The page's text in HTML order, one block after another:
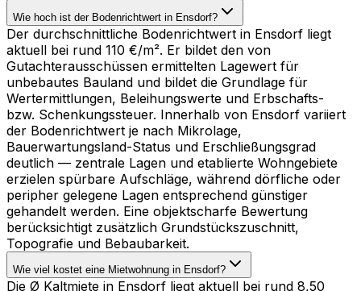
Wie hoch ist der Bodenrichtwert in Ensdorf?
Der durchschnittliche Bodenrichtwert in Ensdorf liegt
aktuell bei rund 110 €/m². Er bildet den von
Gutachterausschüssen ermittelten Lagewert für
unbebautes Bauland und bildet die Grundlage für
Wertermittlungen, Beleihungswerte und Erbschafts-
bzw. Schenkungssteuer. Innerhalb von Ensdorf variiert
der Bodenrichtwert je nach Mikrolage,
Bauerwartungsland-Status und Erschließungsgrad
deutlich — zentrale Lagen und etablierte Wohngebiete
erzielen spürbare Aufschläge, während dörfliche oder
peripher gelegene Lagen entsprechend günstiger
gehandelt werden. Eine objektscharfe Bewertung
berücksichtigt zusätzlich Grundstückszuschnitt,
Topografie und Bebaubarkeit.
Wie viel kostet eine Mietwohnung in Ensdorf?
Die Ø Kaltmiete in Ensdorf liegt aktuell bei rund 8,50